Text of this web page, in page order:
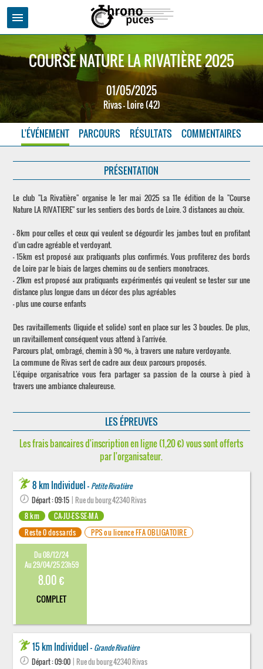
menu
COURSE NATURE LA RIVATIÈRE 2025
01/05/2025
Rivas - Loire (42)
L'ÉVÉNEMENT PARCOURS RÉSULTATS COMMENTAIRES
PRÉSENTATION
Le club "La Rivatière" organise le 1er mai 2025 sa 11e édition de la "Course
Nature LA RIVATIERE" sur les sentiers des bords de Loire. 3 distances au choix.
– 8km pour celles et ceux qui veulent se dégourdir les jambes tout en profitant
d'un cadre agréable et verdoyant.
– 15km est proposé aux pratiquants plus confirmés. Vous profiterez des bords
de Loire par le biais de larges chemins ou de sentiers monotraces.
– 21km est proposé aux pratiquants expérimentés qui veulent se tester sur une
distance plus longue dans un décor des plus agréables
– plus une course enfants
Des ravitaillements (liquide et solide) sont en place sur les 3 boucles. De plus,
un ravitaillement conséquent vous attend à l'arrivée.
Parcours plat, ombragé, chemin à 90 %, à travers une nature verdoyante.
La commune de Rivas sert de cadre aux deux parcours proposés.
L'équipe organisatrice vous fera partager sa passion de la course à pied à
travers une ambiance chaleureuse.
LES ÉPREUVES
Les frais bancaires d'inscription en ligne (1,20 €) vous sont offerts
par l'organisateur.
8 km Individuel - Petite Rivatière
Départ : 09:15 | Rue du bourg 42340 Rivas
8 km
CA-JU-ES-SE-MA
Reste 0 dossards
PPS ou licence FFA OBLIGATOIRE
Du 08/12/24
Au 29/04/25 23h59
8.00 €
COMPLET
15 km Individuel - Grande Rivatière
Départ : 09:00 | Rue du bourg 42340 Rivas